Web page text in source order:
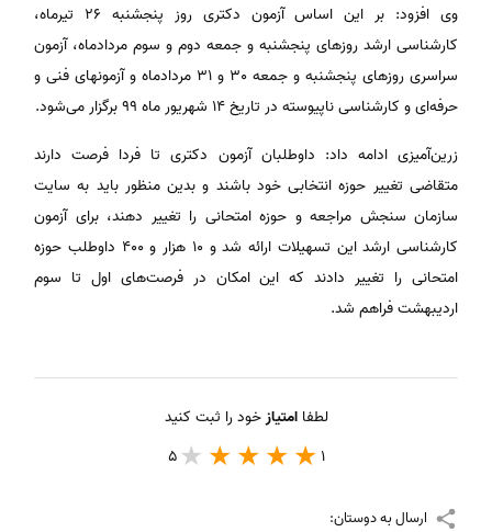
وی افزود: بر این اساس آزمون دکتری روز پنجشنبه 26 تیرماه،
کارشناسی ارشد روزهای پنجشنبه و جمعه دوم و سوم مردادماه، آزمون
سراسری روزهای پنجشنبه و جمعه 30 و 31 مردادماه و آزمونهای فنی و
حرفه‌ای و کارشناسی ناپیوسته در تاریخ 14 شهریور ماه 99 برگزار می‌شود.
زرین‌آمیزی ادامه داد: داوطلبان آزمون دکتری تا فردا فرصت دارند
متقاضی تغییر حوزه انتخابی خود باشند و بدین منظور باید به سایت
سازمان سنجش مراجعه و حوزه امتحانی را تغییر دهند، برای آزمون
کارشناسی ارشد این تسهیلات ارائه شد و 10 هزار و 400 داوطلب حوزه
امتحانی را تغییر دادند که این امکان در فرصت‌های اول تا سوم
اردیبهشت فراهم شد.
لطفاامتیازخود را ثبت کنید
1
5
ارسال به دوستان: